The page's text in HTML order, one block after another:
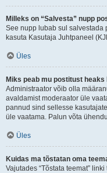
Milleks on “Salvesta” nupp
See nupp lubab sul salvestada
kasuta Kasutaja Juhtpaneel
Üles
Miks peab mu postitust heaks
Administraator võib olla
avaldamist moderaator üle
pannud sind sellesse
üle vaatama. Palun võta
Üles
Kuidas ma tõstatan oma
Vajutades “Tõstata teemat”